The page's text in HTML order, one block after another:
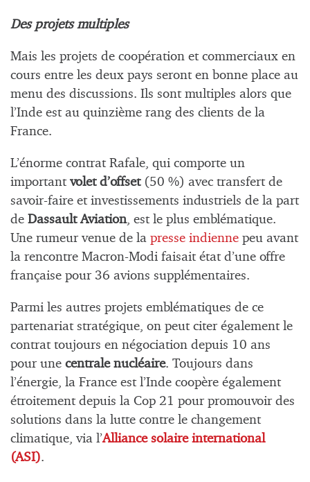
Des projets multiples
Mais les projets de coopération et commerciaux en
cours entre les deux pays seront en bonne place au
menu des discussions. Ils sont multiples alors que
l’Inde est au quinzième rang des clients de la
France.
L’énorme contrat Rafale, qui comporte un
important volet d’offset(50 %) avec transfert de
savoir-faire et investissements industriels de la part
de Dassault Aviation, est le plus emblématique.
Une rumeur venue de la presse indienne peu avant
la rencontre Macron-Modi faisait état d’une offre
française pour 36 avions supplémentaires.
Parmi les autres projets emblématiques de ce
partenariat stratégique, on peut citer également le
contrat toujours en négociation depuis 10 ans
pour une centrale nucléaire. Toujours dans
l’énergie, la France est l’Inde coopère également
étroitement depuis la Cop 21 pour promouvoir des
solutions dans la lutte contre le changement
climatique, via l’Alliance solaire international
(ASI).